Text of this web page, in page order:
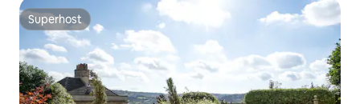
Superhost
Superhost